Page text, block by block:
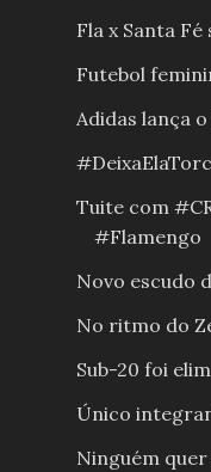
Fla x Santa
Futebol
Adidas lança
Tuite com
#Flamengo
Novo escudo
No ritmo do
Sub-20 foi
Único
Ninguém